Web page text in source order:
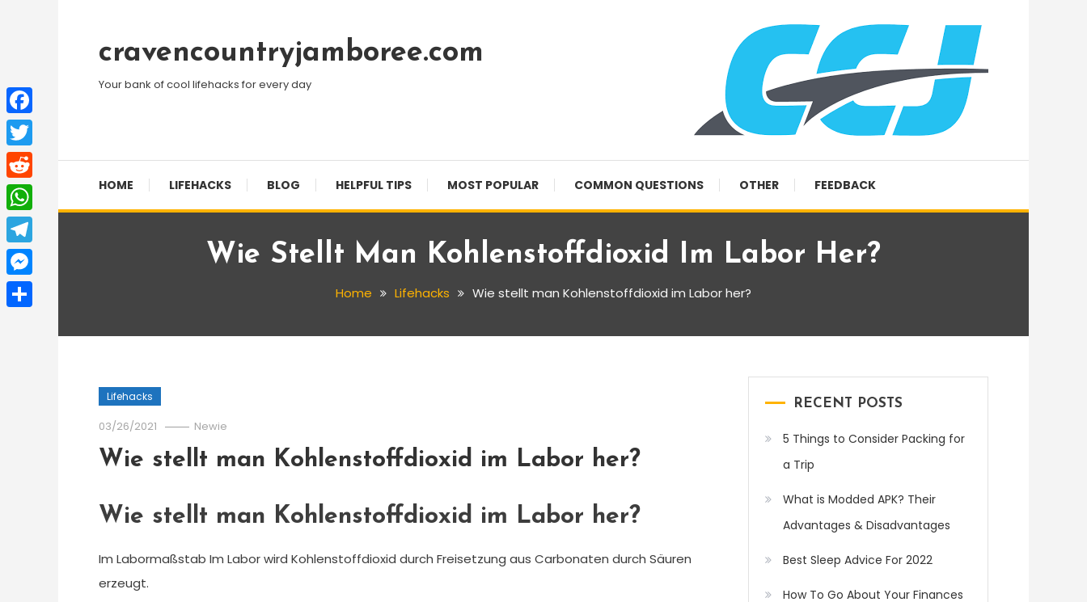
Contentcravencountryjamboree.com
Your bank of cool lifehacks for every day
HOME LIFEHACKS BLOG HELPFUL TIPS MOST POPULAR COMMON QUESTIONS OTHER FEEDBACK
Wie Stellt Man Kohlenstoffdioxid Im Labor Her?
Home Lifehacks Wie stellt man Kohlenstoffdioxid im Labor her?
Lifehacks
03/26/2021 Newie
Wie stellt man Kohlenstoffdioxid im Labor her?
Wie stellt man Kohlenstoffdioxid im Labor her?
Im Labormaßstab Im Labor wird Kohlenstoffdioxid durch Freisetzung aus Carbonaten durch Säuren
erzeugt.
RECENT POSTS
5 Things to Consider Packing for
a Trip
What is Modded APK? Their
Advantages & Disadvantages
Best Sleep Advice For 2022
How To Go About Your Finances
Facebook
Twitter
Reddit
WhatsApp
Telegram
Messenger